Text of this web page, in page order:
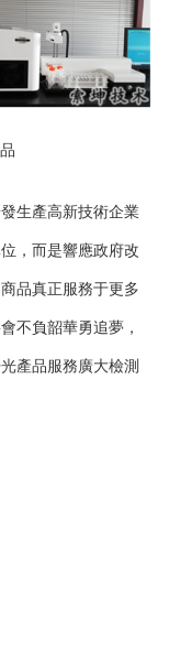
生產高新技術企業
，而是響應政府改
品真正服務于更多
不負韶華勇追夢，
產品服務廣大檢測